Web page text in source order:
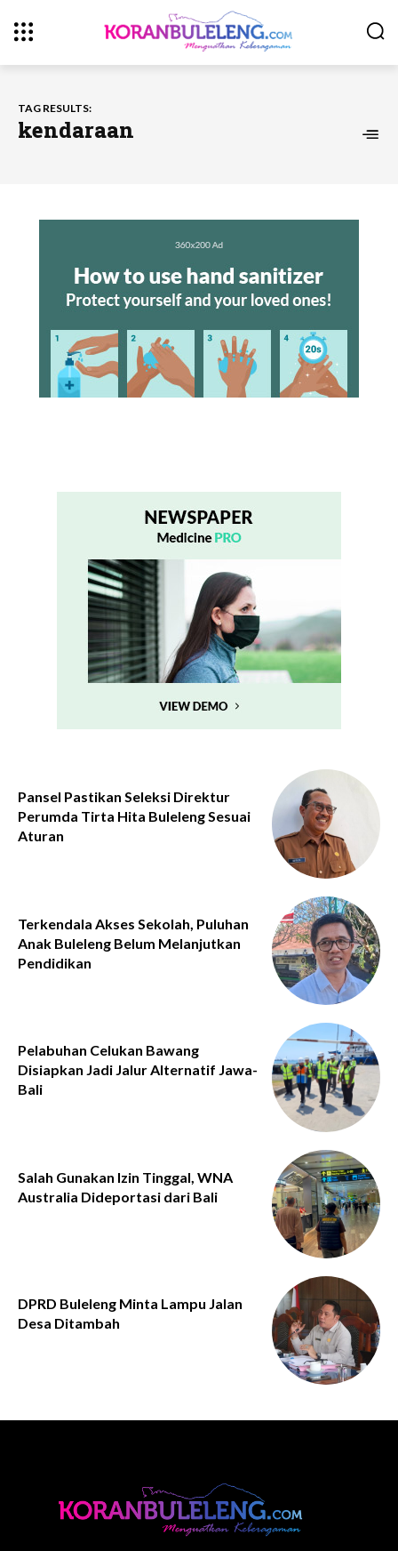
TAG RESULTS:
kendaraan
Pansel Pastikan Seleksi Direktur
Perumda Tirta Hita Buleleng Sesuai
Aturan
Terkendala Akses Sekolah, Puluhan
Anak Buleleng Belum Melanjutkan
Pendidikan
Pelabuhan Celukan Bawang
Disiapkan Jadi Jalur Alternatif Jawa-
Bali
Salah Gunakan Izin Tinggal, WNA
Australia Dideportasi dari Bali
DPRD Buleleng Minta Lampu Jalan
Desa Ditambah